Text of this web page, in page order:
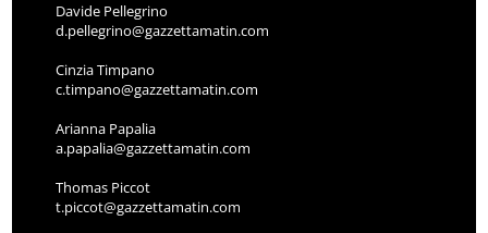
Davide Pellegrino
d.pellegrino@gazzettamatin.com
Cinzia Timpano
c.timpano@gazzettamatin.com
Arianna Papalia
a.papalia@gazzettamatin.com
Thomas Piccot
t.piccot@gazzettamatin.com